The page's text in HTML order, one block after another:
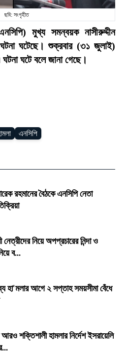
ছবি: সংগৃহীত
মুখ্য সমন্বয়ক নাসীরুদ্দীন
ঘটনা ঘটেছে। শুক্রবার (৩১ জুলাই)
ঘটে বলে জানা গেছে।
এনসিপি
রহমানের বৈঠকে এনসিপি নেতা
নেত্রীদের নিয়ে অপপ্রচারের নিন্দা ও
ব...
হা'মলার আগে ২ সপ্তাহ সময়সীমা বেঁধে
শক্তিশালী হামলার নির্দেশ ইসরায়েলি